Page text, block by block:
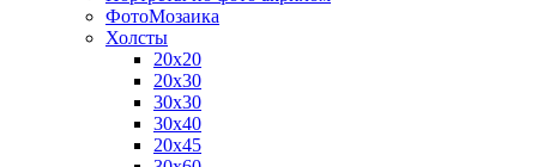
ФотоМозаика
Холсты
20х20
20х30
30х30
30х40
20х45